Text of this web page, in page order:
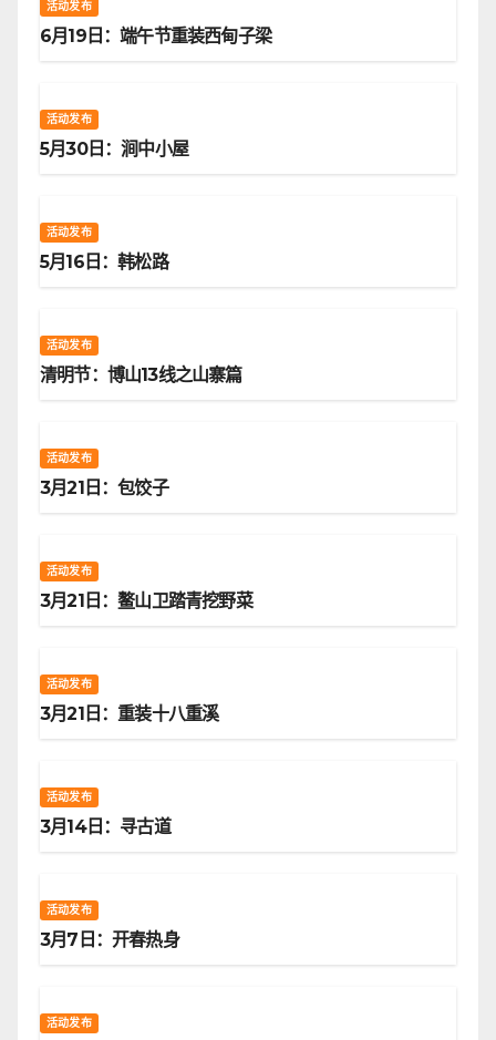
活动发布
6月19日：端午节重装西甸子梁
活动发布
5月30日：涧中小屋
活动发布
5月16日：韩松路
活动发布
清明节：博山13线之山寨篇
活动发布
3月21日：包饺子
活动发布
3月21日：鳌山卫踏青挖野菜
活动发布
3月21日：重装十八重溪
活动发布
3月14日：寻古道
活动发布
3月7日：开春热身
活动发布